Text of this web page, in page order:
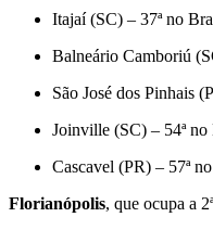
Itajaí (SC) – 37ª no
Balneário Camboriú
São José dos Pinhais
Joinville (SC) – 54ª no
Cascavel (PR) – 57ª
Florianópolis, que ocupa a